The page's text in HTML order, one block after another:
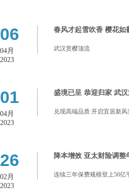
06
04月
2023
春风才起雪吹香 樱花如
武汉赏樱顶流
01
04月
2023
盛境已呈 恭迎归家 武
兑现高端品质 开启宜居新风
26
02月
2023
降本增效 亚太财险调整
连续三年保费规模登上50亿